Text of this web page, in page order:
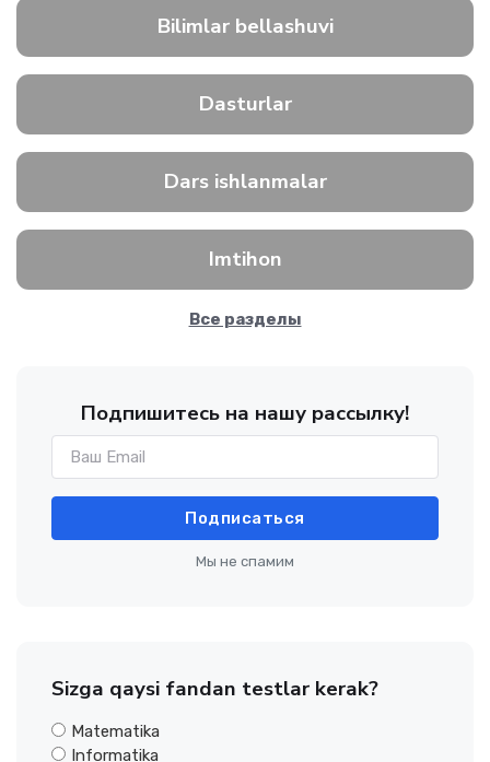
Bilimlar bellashuvi
Dasturlar
Dars ishlanmalar
Imtihon
Все разделы
Подпишитесь на нашу рассылку!
Подписаться
Мы не спамим
Sizga qaysi fandan testlar kerak?
Matematika
Informatika